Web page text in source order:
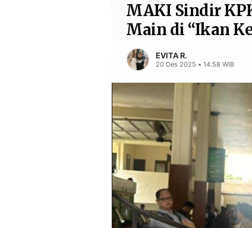
BERITA
WARGA
TULISAN
SERVICE
MAKI Sindir
Main di “Ikan
EVITA R.
20 Des 2025 • 14:58 WIB